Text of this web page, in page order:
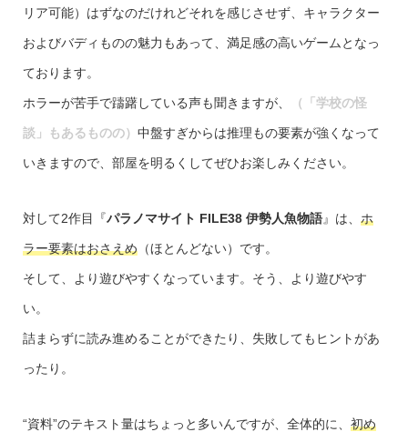
リア可能）はずなのだけれどそれを感じさせず、キャラクター
およびバディものの魅力もあって、満足感の高いゲームとなっ
ております。
ホラーが苦手で躊躇している声も聞きますが、 （「学校の怪
談」もあるものの） 中盤すぎからは推理もの要素が強くなって
いきますので、部屋を明るくしてぜひお楽しみください。
対して2作目『パラノマサイト FILE38 伊勢人魚物語』は、 ホ
ラー要素はおさえめ（ほとんどない）です。
そして、より遊びやすくなっています。そう、より遊びやす
い。
詰まらずに読み進めることができたり、失敗してもヒントがあ
ったり。
“資料”のテキスト量はちょっと多いんですが、全体的に、 初め